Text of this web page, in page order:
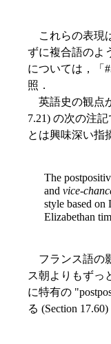
これらの表現
ずに複合語のよ
については，「
照．
英語史の観点
7.21) の次の注
とは興味深い指
The
and vice-
style based on
Elizabethan
フランス語の
ス朝よりもずっ
に特有の
る (Section 17.60)